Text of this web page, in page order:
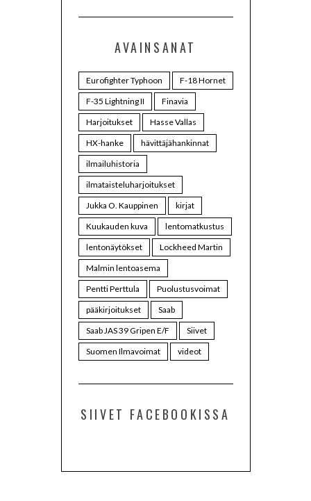
AVAINSANAT
Eurofighter Typhoon
F-18 Hornet
F-35 Lightning II
Finavia
Harjoitukset
Hasse Vallas
HX-hanke
hävittäjähankinnat
ilmailuhistoria
ilmataisteluharjoitukset
Jukka O. Kauppinen
kirjat
Kuukauden kuva
lentomatkustus
lentonäytökset
Lockheed Martin
Malmin lentoasema
Pentti Perttula
Puolustusvoimat
pääkirjoitukset
Saab
Saab JAS 39 Gripen E/F
Siivet
Suomen Ilmavoimat
videot
SIIVET FACEBOOKISSA